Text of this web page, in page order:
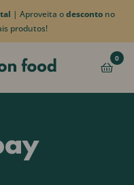
| Aproveita odesconto no
produtos!
0